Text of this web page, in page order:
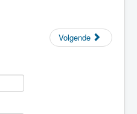
Volgende